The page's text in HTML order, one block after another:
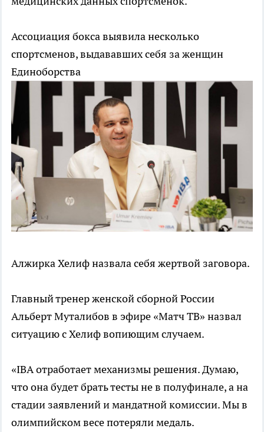
Ассоциация бокса выявила несколько
спортсменов, выдававших себя за женщин
Единоборства
Алжирка Хелиф назвала себя жертвой заговора.
Главный тренер женской сборной России
Альберт Муталибов в эфире «Матч ТВ» назвал
ситуацию с Хелиф вопиющим случаем.
«IBA отработает механизмы решения. Думаю,
что она будет брать тесты не в полуфинале, а на
стадии заявлений и мандатной комиссии. Мы в
олимпийском весе потеряли медаль.